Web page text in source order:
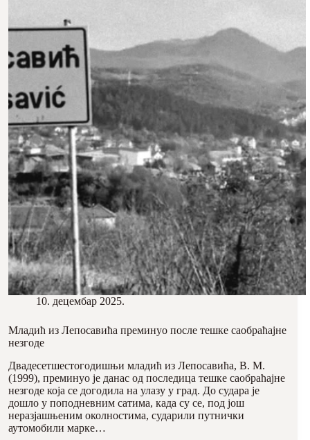
10. децембар 2025.
Младић из Лепосавића преминуо после тешке саобраћајне
незгоде
Двадесетшестогодишњи младић из Лепосавића, В. М.
(1999), преминуо је данас од последица тешке саобраћајне
незгоде која се догодила на улазу у град. До судара је
дошло у поподневним сатима, када су се, под још
неразјашњеним околностима, сударили путнички
аутомобили марке…